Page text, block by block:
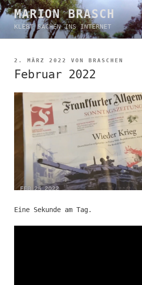
Zum
Inhalt
springen
MARION BRASCH
KLEBT SACHEN INS INTERNET
VERÖFFENTLICHT
AM
2. MÄRZ 2022 VON BRASCHEN
Februar 2022
Eine Sekunde am Tag.